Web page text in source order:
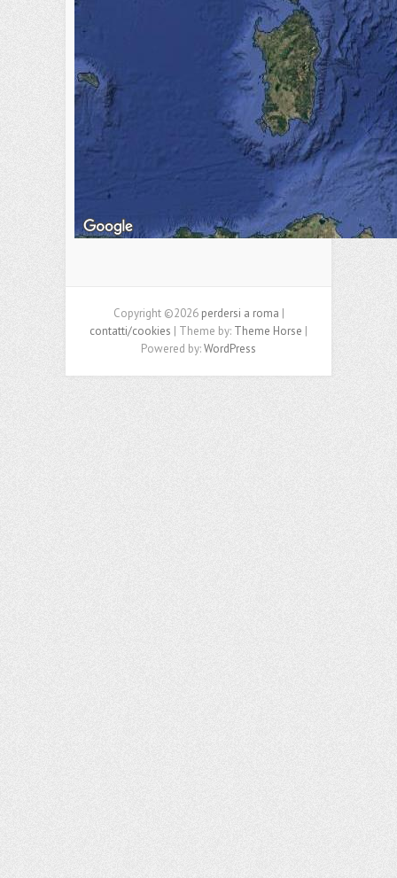
Copyright ©2026 perdersi a roma |
contatti/cookies | Theme by: Theme Horse |
Powered by:WordPress